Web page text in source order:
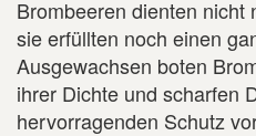
Brombeeren dienten nicht
sie erfüllten noch einen
Ausgewachsen boten
ihrer Dichte und scharfen
hervorragenden Schutz